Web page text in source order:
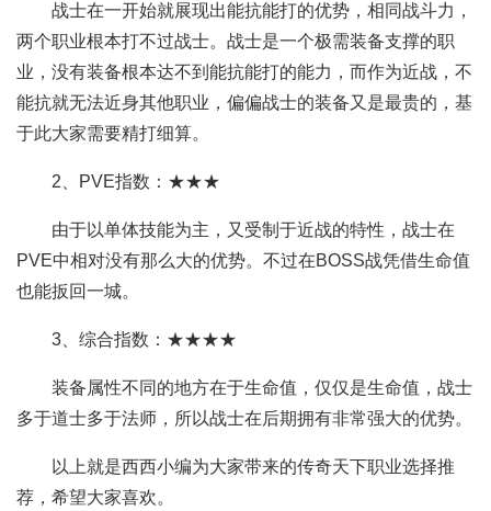
战士在一开始就展现出能抗能打的优势，相同战斗力，
两个职业根本打不过战士。战士是一个极需装备支撑的职
业，没有装备根本达不到能抗能打的能力，而作为近战，不
能抗就无法近身其他职业，偏偏战士的装备又是最贵的，基
于此大家需要精打细算。
2、PVE指数：★★★
由于以单体技能为主，又受制于近战的特性，战士在
PVE中相对没有那么大的优势。不过在BOSS战凭借生命值
也能扳回一城。
3、综合指数：★★★★
装备属性不同的地方在于生命值，仅仅是生命值，战士
多于道士多于法师，所以战士在后期拥有非常强大的优势。
以上就是西西小编为大家带来的传奇天下职业选择推
荐，希望大家喜欢。